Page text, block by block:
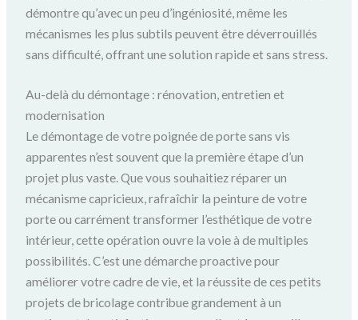
démontre qu’avec un peu d’ingéniosité, même les
mécanismes les plus subtils peuvent être déverrouillés
sans difficulté, offrant une solution rapide et sans stress.
Au-delà du démontage : rénovation, entretien et
modernisation
Le démontage de votre poignée de porte sans vis
apparentes n’est souvent que la première étape d’un
projet plus vaste. Que vous souhaitiez réparer un
mécanisme capricieux, rafraîchir la peinture de votre
porte ou carrément transformer l’esthétique de votre
intérieur, cette opération ouvre la voie à de multiples
possibilités. C’est une démarche proactive pour
améliorer votre cadre de vie, et la réussite de ces petits
projets de bricolage contribue grandement à un